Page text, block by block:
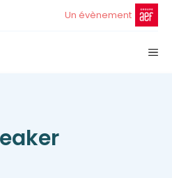
Un évènement